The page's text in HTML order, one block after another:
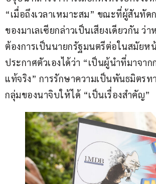
“เมื่อถึงเวลาเหมาะสม” ขณะที่ผู้สันทัด
ของมาเลเซียกล่าวเป็นเสียงเดียวกัน ว่
ต้องการเป็นนายกรัฐมนตรีต่อในสมัยห
ประกาศตัวเองได้ว่า “เป็นผู้นำที่มาจาก
แท้จริง” การรักษาความเป็นพันธมิตรท
กลุ่มของนาจิบให้ได้ “เป็นเรื่องสำคัญ”